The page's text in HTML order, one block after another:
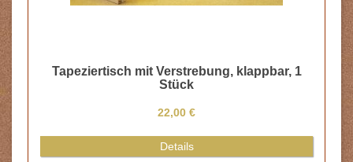
Tapeziertisch mit Verstrebung, klappbar, 1
Stück
22,00 €
Details